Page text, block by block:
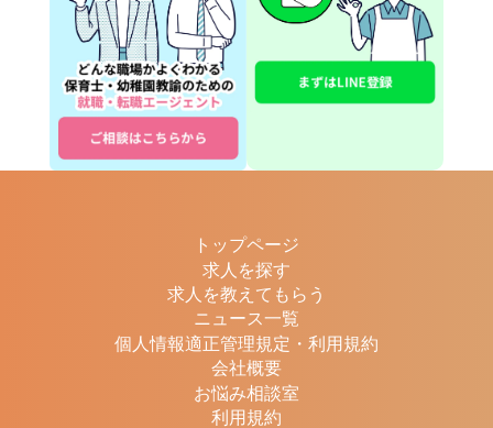
トップページ
求人を探す
求人を教えてもらう
ニュース一覧
個人情報適正管理規定・利用規約
会社概要
お悩み相談室
利用規約